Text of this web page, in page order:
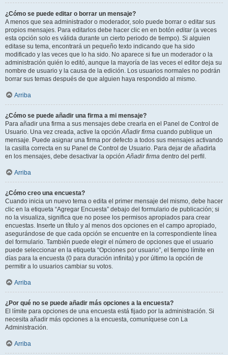
¿Cómo se puede editar o borrar un mensaje?
A menos que sea administrador o moderador, solo puede borrar o editar sus
propios mensajes. Para editarlos debe hacer clic en en botón editar(a veces
esta opción solo es válida durante un cierto periodo de tiempo). Si alguien
editase su tema, encontrará un pequeño texto indicando que ha sido
modificado y las veces que lo ha sido. No aparece si fue un moderador o la
administración quién lo editó, aunque la mayoría de las veces el editor deja su
nombre de usuario y la causa de la edición. Los usuarios normales no podrán
borrar sus temas después de que alguien haya respondido al mismo.
Arriba
¿Cómo se puede añadir una firma a mi mensaje?
Para añadir una firma a sus mensajes debe crearla en el Panel de Control de
Usuario. Una vez creada, active la opciónAñadir firma cuando publique un
mensaje. Puede asignar una firma por defecto a todos sus mensajes activando
la casilla correcta en su Panel de Control de Usuario. Para dejar de añadirla
en los mensajes, debe desactivar la opciónAñadir firma dentro del perfil.
Arriba
¿Cómo creo una encuesta?
Cuando inicia un nuevo tema o edita el primer mensaje del mismo, debe hacer
clic en la etiqueta “Agregar Encuesta” debajo del formulario de publicación; si
no la visualiza, significa que no posee los permisos apropiados para crear
encuestas. Inserte un título y al menos dos opciones en el campo apropiado,
asegurándose de que cada opción se encuentre en la correspondiente línea
del formulario. También puede elegir el número de opciones que el usuario
puede seleccionar en la etiqueta “Opciones por usuario”, el tiempo límite en
días para la encuesta (0 para duración infinita) y por último la opción de
permitir a lo usuarios cambiar su votos.
Arriba
¿Por qué no se puede añadir más opciones a la encuesta?
El límite para opciones de una encuesta está fijado por la administración. Si
necesita añadir más opciones a la encuesta, comuníquese con La
Administración.
Arriba